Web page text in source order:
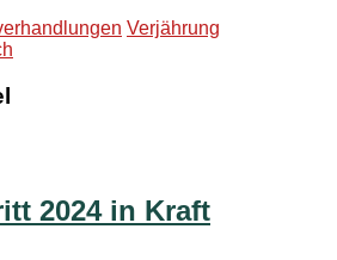
Verjährung
2024 in Kraft